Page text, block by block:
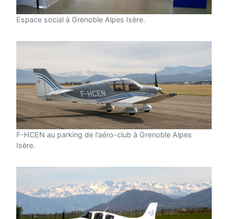
Espace social à Grenoble Alpes Isère.
F-HCEN au parking de l'aéro-club à Grenoble Alpes
Isère.